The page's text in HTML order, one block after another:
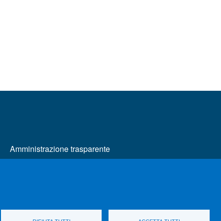
Amministrazione trasparente
Cambia idea sui cookie